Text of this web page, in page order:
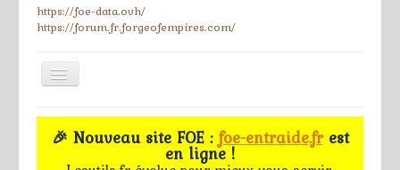
https://foe-data.ovh/
https://forum.fr.forgeofempires.com/
Toggle
Navigation
≡
Accueil
🎉 Nouveau site FOE :foe-entraide.frest
en ligne !